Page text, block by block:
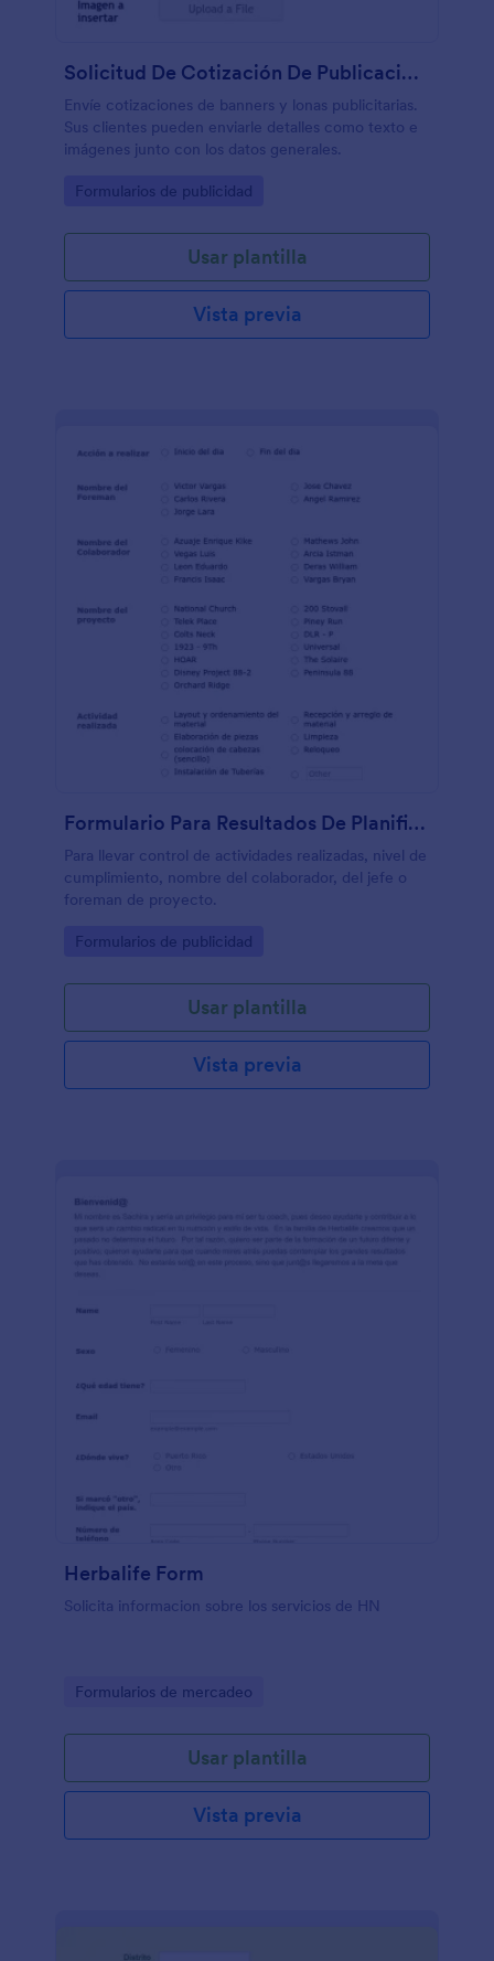
Solicitud De Cotización De Publicaciones Impresas
Envíe cotizaciones de banners y lonas publicitarias.
Sus clientes pueden enviarle detalles como texto e
imágenes junto con los datos generales.
Go to Category:
Formularios de publicidad
Usar plantilla
Vista previa
Formulario Para Resultados De Planificación De Proyectos
Para llevar control de actividades realizadas, nivel de
cumplimiento, nombre del colaborador, del jefe o
foreman de proyecto.
Go to Category:
Formularios de publicidad
Usar plantilla
Vista previa
Herbalife Form
Solicita informacion sobre los servicios de HN
Go to Category:
Formularios de mercadeo
Usar plantilla
Vista previa